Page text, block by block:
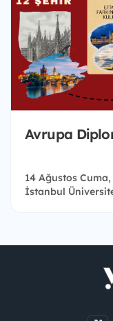
Avrupa
14 Ağustos Cuma,
İstanbul